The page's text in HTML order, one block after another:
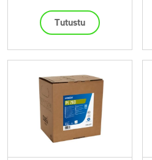
Tutustu